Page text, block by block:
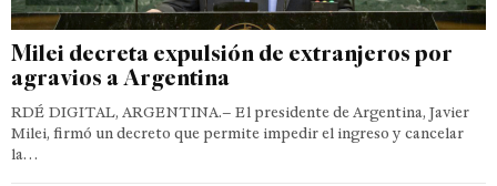
Milei decreta expulsión de extranjeros por
agravios a Argentina
RDÉ DIGITAL, ARGENTINA.– El presidente de Argentina, Javier
Milei, firmó un decreto que permite impedir el ingreso y cancelar
la…